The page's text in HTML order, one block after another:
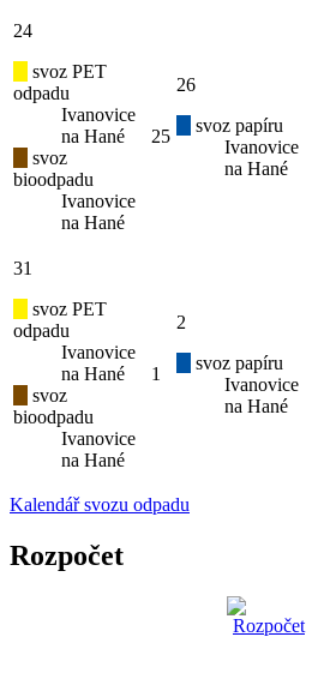
24
svoz PET
odpadu
Ivanovice
na Hané
svoz
bioodpadu
Ivanovice
na Hané
25
26
svoz papíru
Ivanovice
na Hané
31
svoz PET
odpadu
Ivanovice
na Hané
svoz
bioodpadu
Ivanovice
na Hané
1
2
svoz papíru
Ivanovice
na Hané
Kalendář svozu odpadu
Rozpočet